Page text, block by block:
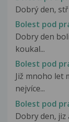
Dobrý den,
Bolest pod
Dobry den
koukal...
Bolest pod
Již mnoho let
nejvíce...
Bolest pod
Dobry den, jiz